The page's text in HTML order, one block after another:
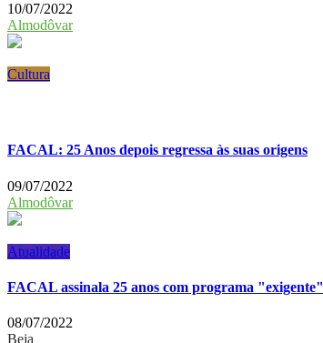
10/07/2022
Almodôvar
Cultura
FACAL: 25 Anos depois regressa às suas origens
09/07/2022
Almodôvar
Atualidade
FACAL assinala 25 anos com programa "exigente"
08/07/2022
Beja